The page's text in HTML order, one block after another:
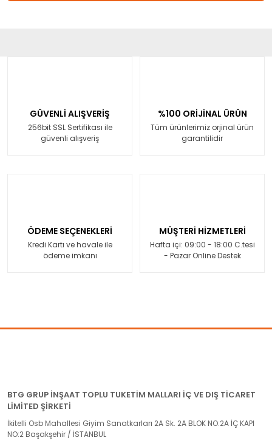
GÜVENLİ ALIŞVERİŞ
256bit SSL Sertifikası ile
güvenli alışveriş
%100 ORİJİNAL ÜRÜN
Tüm ürünlerimiz orjinal ürün
garantilidir
ÖDEME SEÇENEKLERİ
Kredi Kartı ve havale ile
ödeme imkanı
MÜŞTERİ HİZMETLERİ
Hafta içi: 09:00 - 18:00 C.tesi
- Pazar Online Destek
BTG GRUP İNŞAAT TOPLU TUKETİM MALLARI İÇ VE DIŞ TİCARET
LİMİTED ŞİRKETİ
İkitelli Osb Mahallesi Giyim Sanatkarları 2A Sk. 2A BLOK NO:2A İÇ KAPI
NO:2 Başakşehir / İSTANBUL